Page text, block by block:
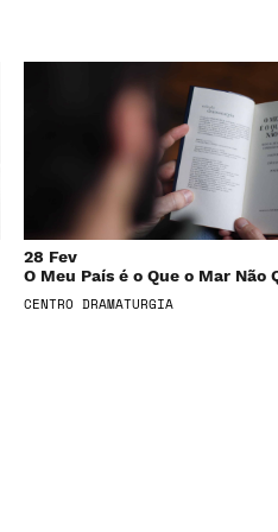
28 Fev
O Meu País é o Que o Mar Não
CENTRO DRAMATURGIA